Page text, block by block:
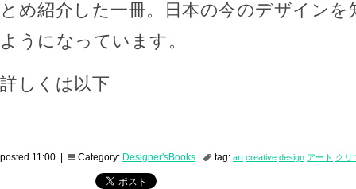
とめ紹介した一冊。日本の今のデザイン
ようになっています。
詳しくは以下
posted 11:00 | Category: Designer'sBooks tag: art creative design アート クリ